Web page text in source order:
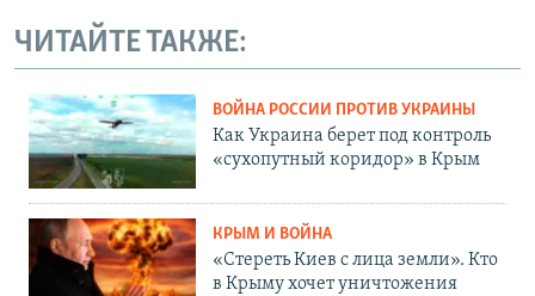
ЧИТАЙТЕ ТАКЖЕ:
ВОЙНА РОССИИ ПРОТИВ УКРАИНЫ
Как Украина берет под контроль
«сухопутный коридор» в Крым
КРЫМ И ВОЙНА
«Стереть Киев с лица земли». Кто
в Крыму хочет уничтожения